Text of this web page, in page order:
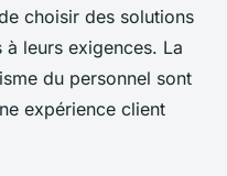
choisir des solutions
leurs exigences. La
du personnel sont
expérience client